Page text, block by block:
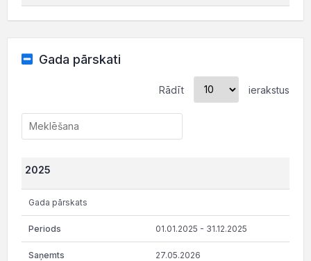
Gada pārskati
Rādīt ierakstus
2025
Gada pārskats
01.01.2025 - 31.12.2025
27.05.2026